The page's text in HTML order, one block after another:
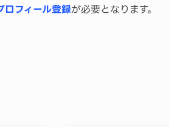
ロフィール登録が必要となります。